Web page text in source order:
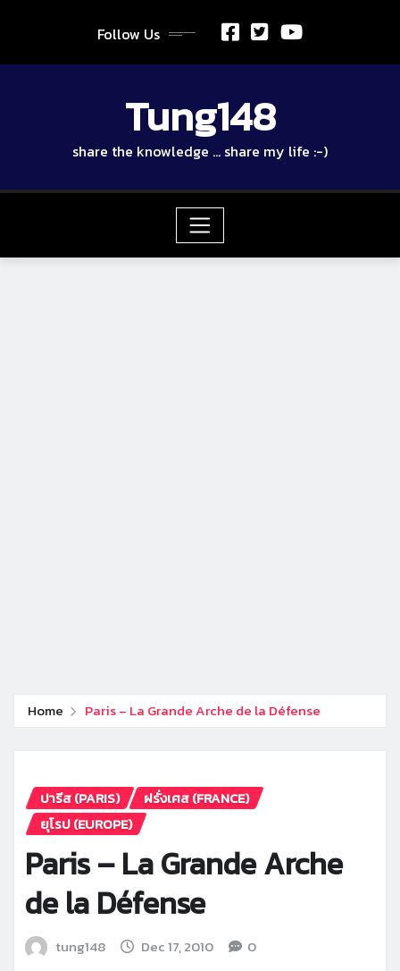
Follow Us
Tung148
share the knowledge … share my life :-)
Home Paris – La Grande Arche de la Défense
ปารีส (PARIS)
ฝรั่งเศส (FRANCE)
ยุโรป (EUROPE)
Paris – La Grande Arche
de la Défense
tung148 Dec 17, 2010 0